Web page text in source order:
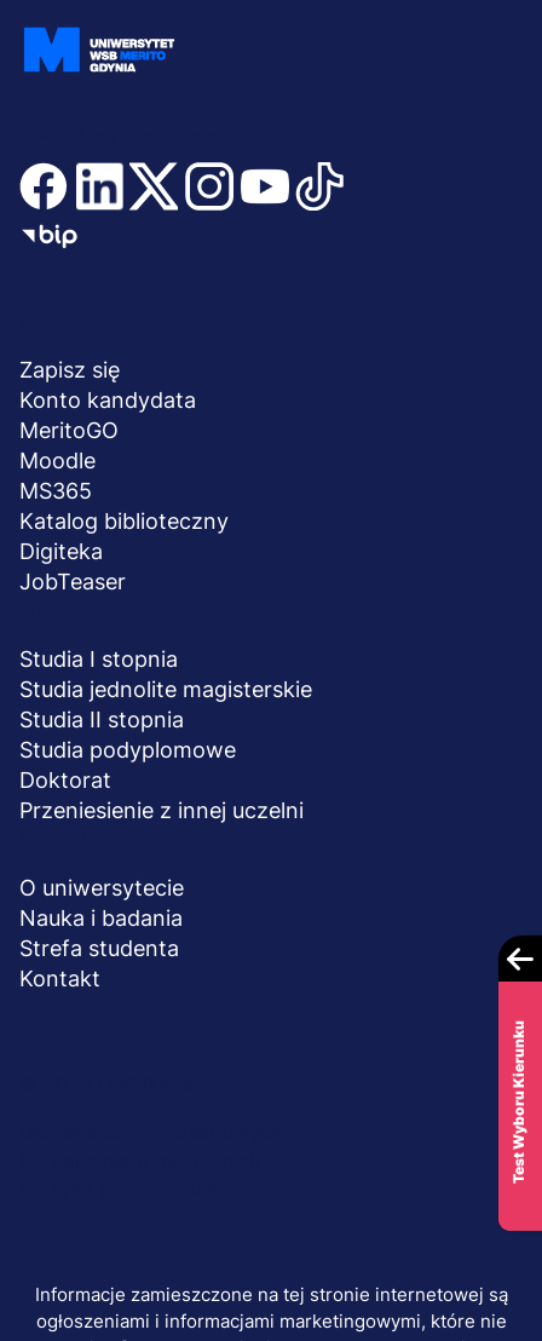
stopka
Zapisz się
Konto kandydata
MeritoGO
Moodle
MS365
Katalog biblioteczny
Digiteka
JobTeaser
Studia I stopnia
Studia jednolite magisterskie
Studia II stopnia
Studia podyplomowe
Doktorat
Przeniesienie z innej uczelni
O uniwersytecie
Nauka i badania
Strefa studenta
Kontakt
Informacje zamieszczone na tej stronie internetowej są
ogłoszeniami i informacjami marketingowymi, które nie
Test Wyboru Kierunku